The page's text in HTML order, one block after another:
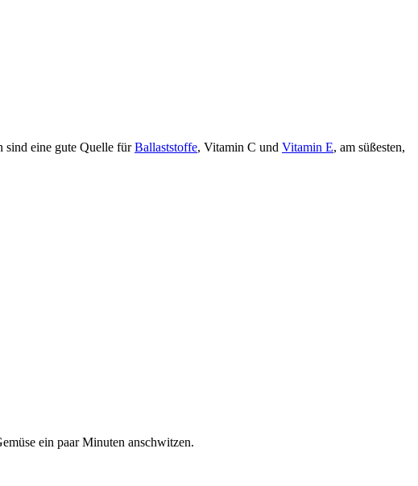
sind eine gute Quelle fürBallaststoffe, Vitamin C und Vitamin E, am süßesten,
ein paar Minuten anschwitzen.